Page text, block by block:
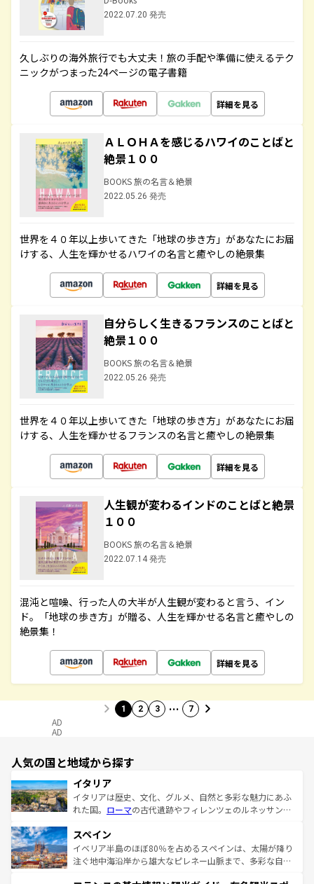
2022.07.20 発売
久しぶりの海外旅行でも大丈夫！旅の手配や準備に使えるテク
ニックがつまった24ページの電子書籍
詳細を見る
ＡＬＯＨＡを感じるハワイのことばと
絶景１００
BOOKS 旅の名言＆絶景
2022.05.26 発売
世界を４０年以上歩いてきた「地球の歩き方」があなたにお届
けする、人生を輝かせるハワイの名言と癒やしの絶景集
詳細を見る
自分らしく生きるフランスのことばと
絶景１００
BOOKS 旅の名言＆絶景
2022.05.26 発売
世界を４０年以上歩いてきた「地球の歩き方」があなたにお届
けする、人生を輝かせるフランスの名言と癒やしの絶景集
詳細を見る
人生観が変わるインドのことばと絶景
１００
BOOKS 旅の名言＆絶景
2022.07.14 発売
混沌と喧噪、行った人の大半が人生観が変わると言う、イン
ド。「地球の歩き方」が贈る、人生を輝かせる名言と癒やしの
絶景集！
詳細を見る
1 2 3 … 7
AD
AD
人気の国と地域から探す
イタリア
イタリアは歴史、文化、グルメ、自然と多彩な魅力にあふ
れた国。 ローマの古代遺跡やフィレンツェのルネッサンス
ろん、トスカーナの美しい田園風景やアマルフィ海岸の絶
景など、自然景観も見逃せない。観光の合間には、本場の
ピザやパスタなど、絶品のイタリア料理を堪能することも
スペイン
イベリア半島のほぼ80％を占めるスペインは、太陽が降り
注ぐ地中海沿岸から雄大なピレネー山脈まで、多彩な自然